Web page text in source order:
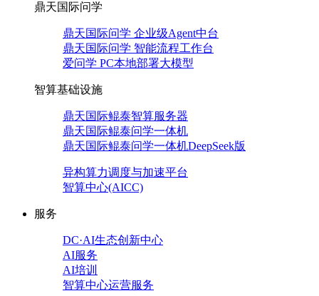
鼎天国际问学
鼎天国际问学 企业级Agent中台
鼎天国际问学 智能流程工作台
爱问学 PC本地部署大模型
智算基础设施
鼎天国际鲲泰智算服务器
鼎天国际鲲泰问学一体机
鼎天国际鲲泰问学一体机DeepSeek版
异构算力调度与加速平台
智算中心(AICC)
服务
DC·AI生态创新中心
AI服务
AI培训
智算中心运营服务